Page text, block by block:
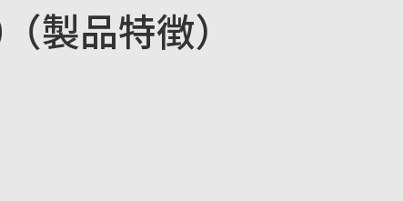
製品特徴）